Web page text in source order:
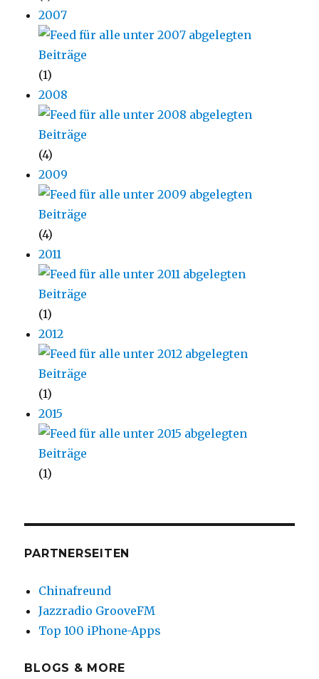
2007
(1)
2008
(4)
2009
(4)
2011
(1)
2012
(1)
2015
(1)
PARTNERSEITEN
Chinafreund
Jazzradio GrooveFM
Top 100 iPhone-Apps
BLOGS & MORE